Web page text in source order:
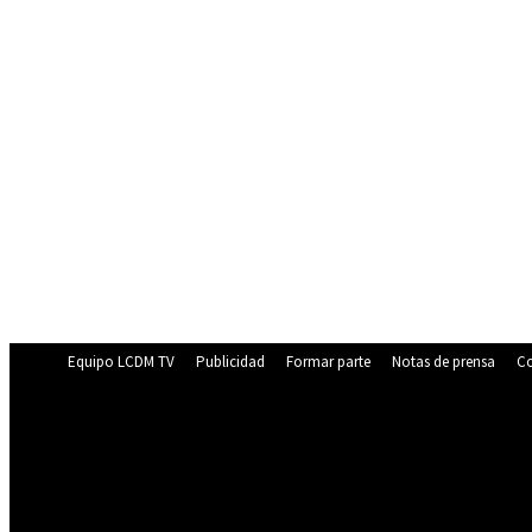
Equipo LCDM TV Publicidad Formar parte Notas de prensa